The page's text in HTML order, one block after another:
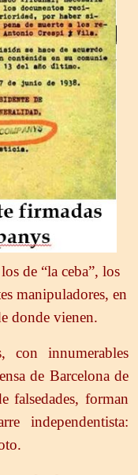
de “la ceba”, los
manipuladores, en
donde vienen.
con innumerables
de Barcelona de
falsedades, forman
independentista: